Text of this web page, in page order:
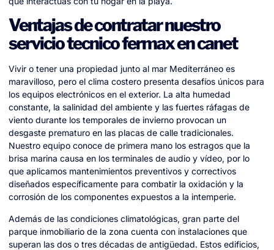
Ventajas de contratar nuestro
servicio tecnico fermax en canet
Vivir o tener una propiedad junto al mar Mediterráneo es
maravilloso, pero el clima costero presenta desafíos únicos para
los equipos electrónicos en el exterior. La alta humedad
constante, la salinidad del ambiente y las fuertes ráfagas de
viento durante los temporales de invierno provocan un
desgaste prematuro en las placas de calle tradicionales.
Nuestro equipo conoce de primera mano los estragos que la
brisa marina causa en los terminales de audio y vídeo, por lo
que aplicamos mantenimientos preventivos y correctivos
diseñados específicamente para combatir la oxidación y la
corrosión de los componentes expuestos a la intemperie.
Además de las condiciones climatológicas, gran parte del
parque inmobiliario de la zona cuenta con instalaciones que
superan las dos o tres décadas de antigüedad. Estos edificios,